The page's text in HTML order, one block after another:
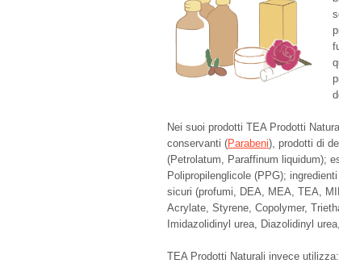
Nei suoi prodotti TEA Prodotti
conservanti (Parabeni), prodotti di
(Petrolatum, Paraffinum liquidum);
Polipropilenglicole (PPG);
sicuri (profumi, DEA, MEA, TEA,
Acrylate, Styrene, Copolymer,
Imidazolidinyl urea, Diazolidinyl
TEA Prodotti Naturali invece utilizza: